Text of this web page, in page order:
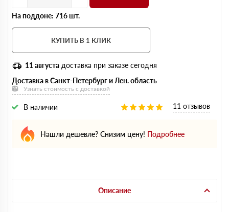
На поддоне: 716 шт.
КУПИТЬ В 1 КЛИК
11 августа доставка при заказе сегодня
Доставка в Санкт-Петербург и Лен. область
Узнать стоимость с доставкой
В наличии 11 отзывов
Нашли дешевле? Снизим цену! Подробнее
Описание